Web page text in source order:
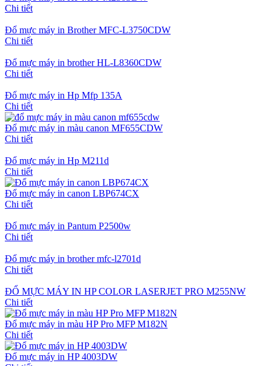
Chi tiết
Đổ mực máy in Brother MFC-L3750CDW
Chi tiết
Đổ mực máy in brother HL-L8360CDW
Chi tiết
Đổ mực máy in Hp Mfp 135A
Chi tiết
Đổ mực máy in màu canon MF655CDW
Chi tiết
Đổ mực máy in Hp M211d
Chi tiết
Đổ mực máy in canon LBP674CX
Chi tiết
Đổ mực máy in Pantum P2500w
Chi tiết
Đổ mực máy in brother mfc-l2701d
Chi tiết
ĐỔ MỰC MÁY IN HP COLOR LASERJET PRO M255NW
Chi tiết
Đổ mực máy in màu HP Pro MFP M182N
Chi tiết
Đổ mực máy in HP 4003DW